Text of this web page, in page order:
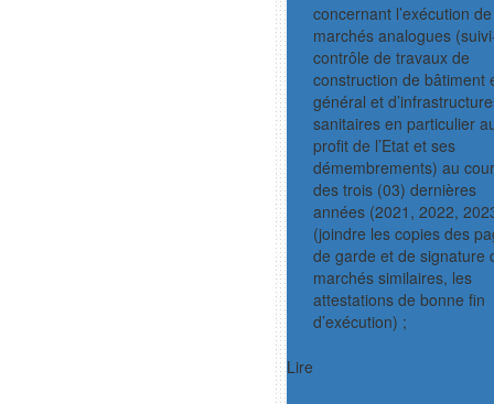
concernant l’exécution de
marchés analogues
contrôle de travaux de
construction de bâtiment
général et
sanitaires en particulier
profit de l’Etat et ses
démembrements) au
des trois (03) dernières
années (2021, 2022,
(joindre les copies des
de garde et de signature
marchés similaires, les
attestations de bonne fin
d’exécution) ;
Lire